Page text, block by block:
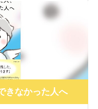
きなかった人へ